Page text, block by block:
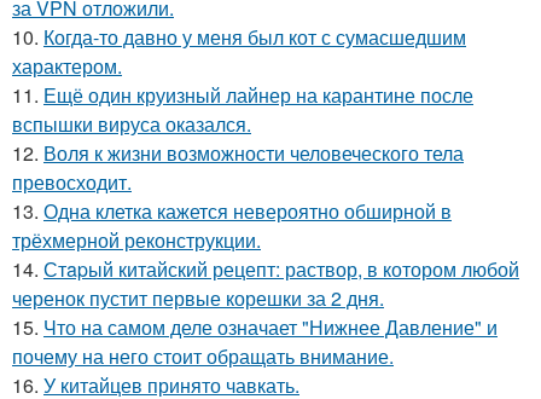
за VPN отложили.
10. Когда-то давно у меня был кот с сумасшедшим
характером.
11. Ещё один круизный лайнер на карантине после
вспышки вируса оказался.
12. Воля к жизни возможности человеческого тела
превосходит.
13. Одна клетка кажется невероятно обширной в
трёхмерной реконструкции.
14. Стapый китайский рецепт: раствор, в котором любой
черенок пустит первые корешки за 2 дня.
15. Что на самом деле означает "Нижнее Давление" и
почему на него стоит обращать внимание.
16. У китайцев принято чавкать.